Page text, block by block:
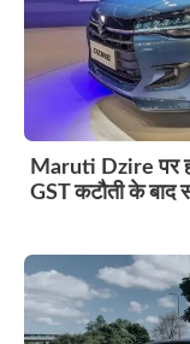
Maruti Dzire पर
GST कटौती के बाद